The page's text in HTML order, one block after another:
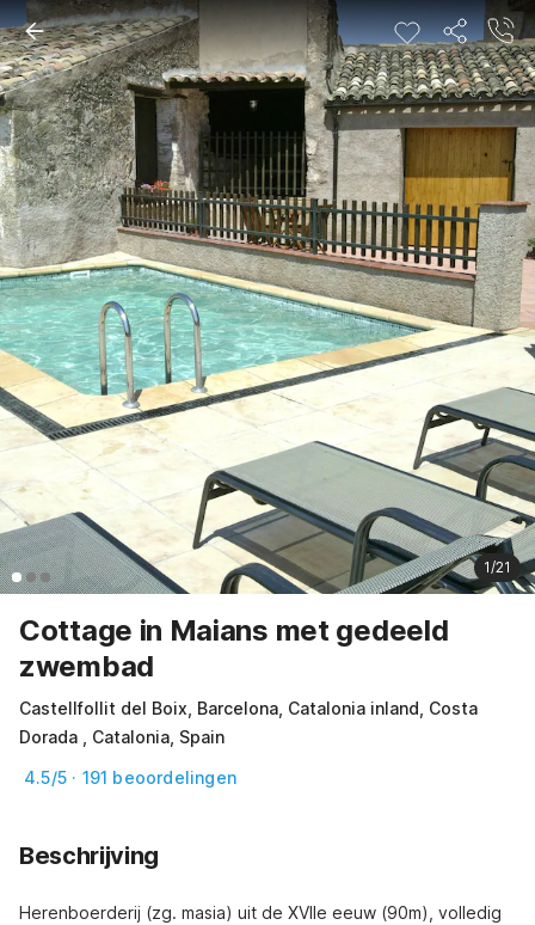
1/21
Cottage in Maians met gedeeld
zwembad
Castellfollit del Boix, Barcelona, Catalonia inland, Costa
Dorada , Catalonia, Spain
4.5/5 · 191 beoordelingen
Beschrijving
Herenboerderij (zg. masia) uit de XVIIe eeuw (90m), volledig